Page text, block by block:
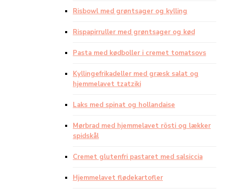
Risbowl med grøntsager og kylling
Rispapirruller med grøntsager og kød
Pasta med kødboller i cremet tomatsovs
Kyllingefrikadeller med græsk salat og
hjemmelavet tzatziki
Laks med spinat og hollandaise
Mørbrad med hjemmelavet rösti og lækker
spidskål
Cremet glutenfri pastaret med salsiccia
Hjemmelavet flødekartofler